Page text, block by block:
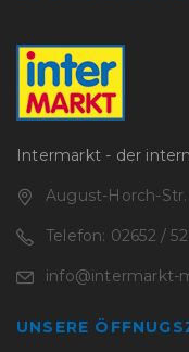
Intermarkt - der
August-Horch-
Telefon: 02652 /
info@intermarkt-
UNSERE